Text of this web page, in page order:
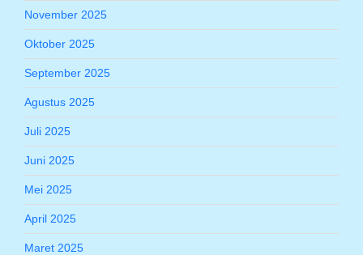
November 2025
Oktober 2025
September 2025
Agustus 2025
Juli 2025
Juni 2025
Mei 2025
April 2025
Maret 2025